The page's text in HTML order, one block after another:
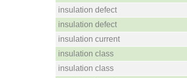
insulation defect
insulation defect
insulation current
insulation class
insulation class